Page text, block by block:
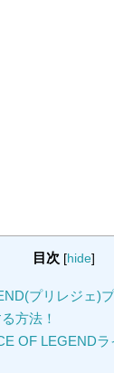
目次 [hide]
プリレジェ)
方法！
OF LEGEND